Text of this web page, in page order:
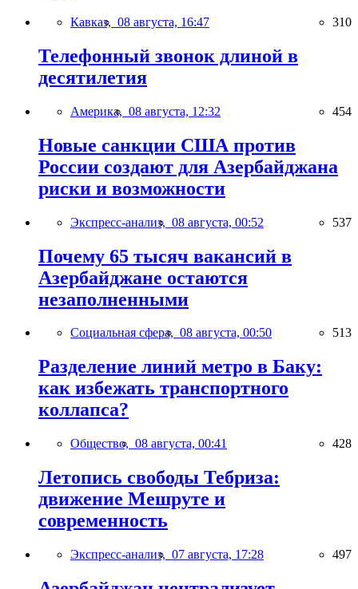
Кавказ, 08 августа, 16:47 310
Телефонный звонок длиной в
десятилетия
Америка, 08 августа, 12:32 454
Новые санкции США против
России создают для Азербайджана
риски и возможности
Экспресс-анализ, 08 августа, 00:52 537
Почему 65 тысяч вакансий в
Азербайджане остаются
незаполненными
Социальная сфера, 08 августа, 00:50 513
Разделение линий метро в Баку:
как избежать транспортного
коллапса?
Общество, 08 августа, 00:41 428
Летопись свободы Тебриза:
движение Мешруте и
современность
Экспресс-анализ, 07 августа, 17:28 497